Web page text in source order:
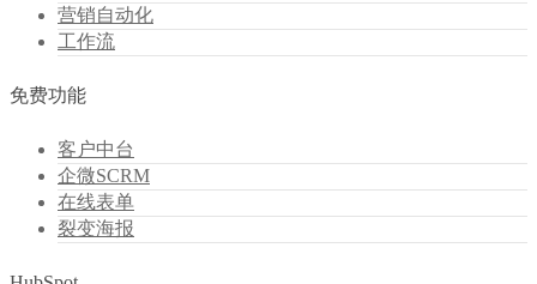
营销自动化
工作流
免费功能
客户中台
企微SCRM
在线表单
裂变海报